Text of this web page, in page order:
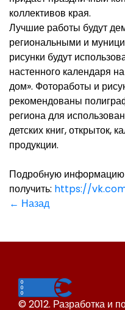
коллективов края.
Лучшие работы будут
региональными и
рисунки будут
настенного календаря
дом». Фотоработы и
рекомендованы
региона для
детских книг, открыток,
продукции.
Подробную информацию
получить: https://
← Назад
© 2012. Разработка и